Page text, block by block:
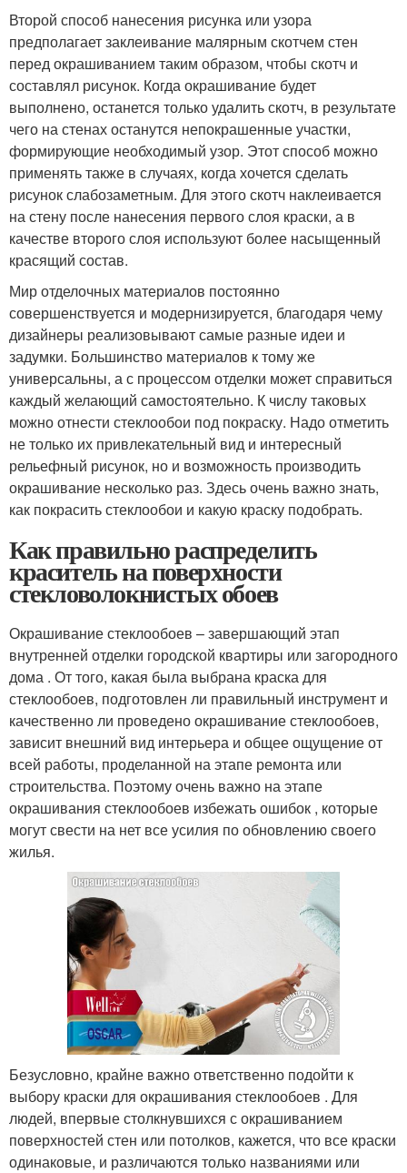
Второй способ нанесения рисунка или узора
предполагает заклеивание малярным скотчем стен
перед окрашиванием таким образом, чтобы скотч и
составлял рисунок. Когда окрашивание будет
выполнено, останется только удалить скотч, в результате
чего на стенах останутся непокрашенные участки,
формирующие необходимый узор. Этот способ можно
применять также в случаях, когда хочется сделать
рисунок слабозаметным. Для этого скотч наклеивается
на стену после нанесения первого слоя краски, а в
качестве второго слоя используют более насыщенный
красящий состав.
Мир отделочных материалов постоянно
совершенствуется и модернизируется, благодаря чему
дизайнеры реализовывают самые разные идеи и
задумки. Большинство материалов к тому же
универсальны, а с процессом отделки может справиться
каждый желающий самостоятельно. К числу таковых
можно отнести стеклообои под покраску. Надо отметить
не только их привлекательный вид и интересный
рельефный рисунок, но и возможность производить
окрашивание несколько раз. Здесь очень важно знать,
как покрасить стеклообои и какую краску подобрать.
Как правильно распределить
краситель на поверхности
стекловолокнистых обоев
Окрашивание стеклообоев – завершающий этап
внутренней отделки городской квартиры или загородного
дома . От того, какая была выбрана краска для
стеклообоев, подготовлен ли правильный инструмент и
качественно ли проведено окрашивание стеклообоев,
зависит внешний вид интерьера и общее ощущение от
всей работы, проделанной на этапе ремонта или
строительства. Поэтому очень важно на этапе
окрашивания стеклообоев избежать ошибок , которые
могут свести на нет все усилия по обновлению своего
жилья.
Безусловно, крайне важно ответственно подойти к
выбору краски для окрашивания стеклообоев . Для
людей, впервые столкнувшихся с окрашиванием
поверхностей стен или потолков, кажется, что все краски
одинаковые, и различаются только названиями или